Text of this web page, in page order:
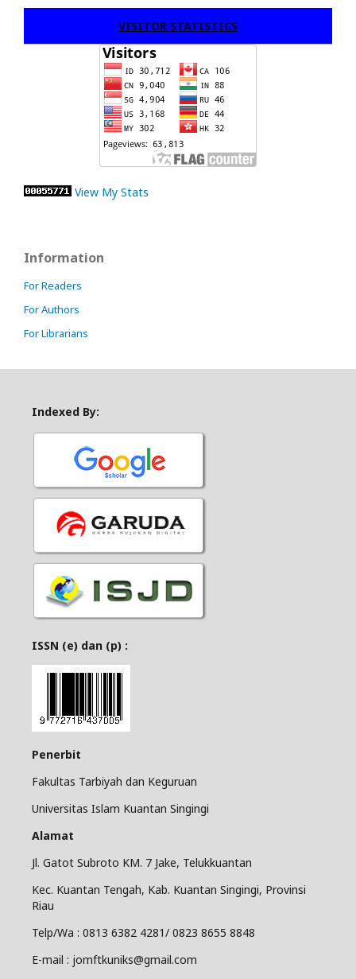
VISITOR STATISTICS
View My Stats
Information
For Readers
For Authors
For Librarians
Indexed By:
ISSN (e) dan (p) :
Penerbit
Fakultas Tarbiyah dan Keguruan
Universitas Islam Kuantan Singingi
Alamat
Jl. Gatot Subroto KM. 7 Jake, Telukkuantan
Kec. Kuantan Tengah, Kab. Kuantan Singingi, Provinsi
Riau
Telp/Wa : 0813 6382 4281/ 0823 8655 8848
E-mail : jomftkuniks@gmail.com